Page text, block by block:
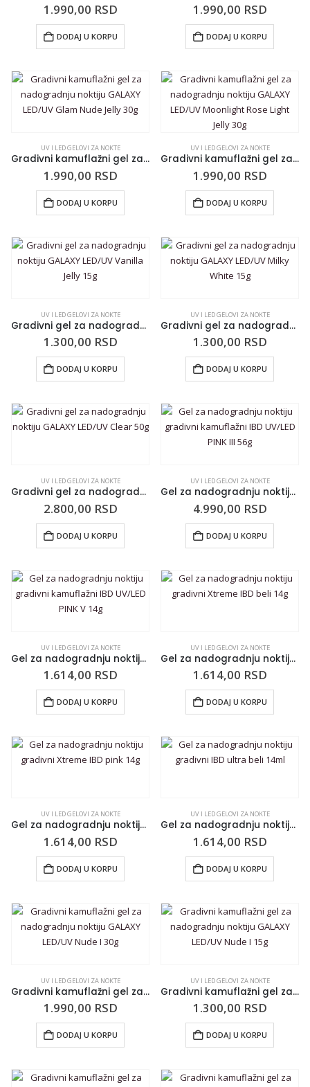
1.990,00 RSD
DODAJ U KORPU
1.990,00 RSD
DODAJ U KORPU
UV I LED GELOVI ZA NOKTE
Gradivni kamuflažni gel za nadogradnju noktiju GALAXY LED/UV Glam Nude Jelly 30g
1.990,00 RSD
DODAJ U KORPU
UV I LED GELOVI ZA NOKTE
Gradivni kamuflažni gel za nadogradnju noktiju GALAXY LED/UV Moonlight Rose Light Jelly 30g
1.990,00 RSD
DODAJ U KORPU
UV I LED GELOVI ZA NOKTE
Gradivni gel za nadogradnju noktiju GALAXY LED/UV Vanilla Jelly 15g
1.300,00 RSD
DODAJ U KORPU
UV I LED GELOVI ZA NOKTE
Gradivni gel za nadogradnju noktiju GALAXY LED/UV Milky White 15g
1.300,00 RSD
DODAJ U KORPU
UV I LED GELOVI ZA NOKTE
Gradivni gel za nadogradnju noktiju GALAXY LED/UV Clear 50g
2.800,00 RSD
DODAJ U KORPU
UV I LED GELOVI ZA NOKTE
Gel za nadogradnju noktiju gradivni kamuflažni IBD UV/LED PINK III 56g
4.990,00 RSD
DODAJ U KORPU
UV I LED GELOVI ZA NOKTE
Gel za nadogradnju noktiju gradivni kamuflažni IBD UV/LED PINK V 14g
1.614,00 RSD
DODAJ U KORPU
UV I LED GELOVI ZA NOKTE
Gel za nadogradnju noktiju gradivni Xtreme IBD beli 14g
1.614,00 RSD
DODAJ U KORPU
UV I LED GELOVI ZA NOKTE
Gel za nadogradnju noktiju gradivni Xtreme IBD pink 14g
1.614,00 RSD
DODAJ U KORPU
UV I LED GELOVI ZA NOKTE
Gel za nadogradnju noktiju gradivni IBD ultra beli 14ml
1.614,00 RSD
DODAJ U KORPU
UV I LED GELOVI ZA NOKTE
Gradivni kamuflažni gel za nadogradnju noktiju GALAXY LED/UV Nude I 30g
1.990,00 RSD
DODAJ U KORPU
UV I LED GELOVI ZA NOKTE
Gradivni kamuflažni gel za nadogradnju noktiju GALAXY LED/UV Nude I 15g
1.300,00 RSD
DODAJ U KORPU